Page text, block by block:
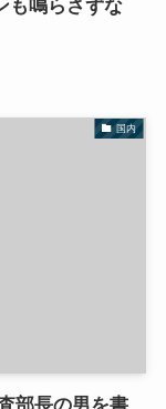
も鳴らさずな
国内